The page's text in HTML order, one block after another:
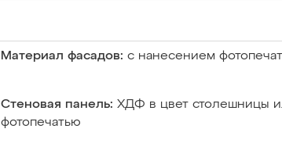
Материал фасадов: с нанесением
Стеновая панель: ХДФ в цвет столешницы
фотопечатью